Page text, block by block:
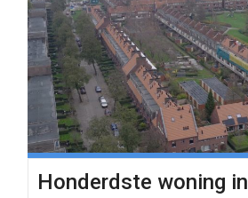
Honderdste woning